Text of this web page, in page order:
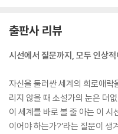
밤마다 떠오르는 다섯 개의 위
다. 기록장치만이 희진에게 익
마침내 그들을 만났을 때, 희진
람이 있었다. 이족 보행을 하는,
을 구하러 온 걸까. 아니다. 그럴
---「스펙트럼」 중에서
출판사 리뷰
시선에서 질문까지, 모두 인상
자신을 둘러싼 세계의 희로애락
리지 않을 때 소설가의 눈은 더
이 세계를 바로 볼 줄 아는 이 시
이어야 하는가?’라는 질문이